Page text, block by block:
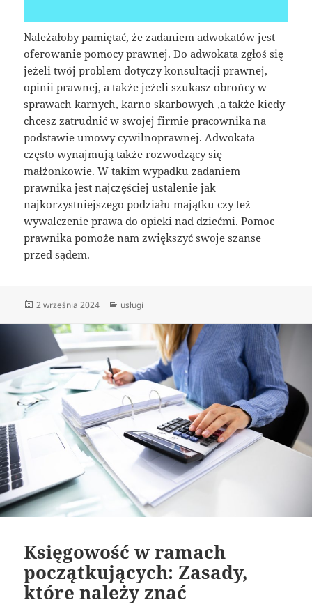
Należałoby pamiętać, że zadaniem adwokatów jest
oferowanie pomocy prawnej. Do adwokata zgłoś się
jeżeli twój problem dotyczy konsultacji prawnej,
opinii prawnej, a także jeżeli szukasz obrońcy w
sprawach karnych, karno skarbowych ,a także kiedy
chcesz zatrudnić w swojej firmie pracownika na
podstawie umowy cywilnoprawnej. Adwokata
często wynajmują także rozwodzący się
małżonkowie. W takim wypadku zadaniem
prawnika jest najczęściej ustalenie jak
najkorzystniejszego podziału majątku czy też
wywalczenie prawa do opieki nad dziećmi. Pomoc
prawnika pomoże nam zwiększyć swoje szanse
przed sądem.
Data
2 września 2024 Kategorie
usługi
Księgowość w ramach
początkujących: Zasady,
które należy znać